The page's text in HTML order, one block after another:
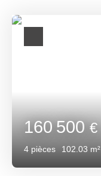
160 500€
4 pièces 102.03 m²